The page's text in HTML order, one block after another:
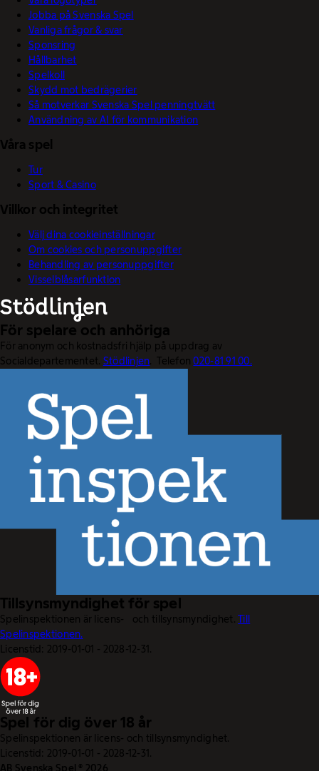
Jobba på Svenska Spel
Vanliga frågor & svar
Sponsring
Hållbarhet
Spelkoll
Skydd mot bedrägerier
Så motverkar Svenska Spel penningtvätt
Användning av AI för kommunikation
Våra spel
Tur
Sport & Casino
Villkor och integritet
Välj dina cookieinställningar
Om cookies och personuppgifter
Behandling av personuppgifter
Visselblåsarfunktion
För spelare och anhöriga
För anonym och kostnadsfri hjälp på uppdrag av
Socialdepartementet. Stödlinjen. Telefon020-81 91 00.
Tillsynsmyndighet för spel
Spelinspektionen är licens- och tillsynsmyndighet.Till
Spelinspektionen.
Licenstid: 2019-01-01 - 2028-12-31.
Spel för dig över 18 år
Spelinspektionen är licens- och tillsynsmyndighet.
Licenstid: 2019-01-01 - 2028-12-31.
AB Svenska Spel © 2026